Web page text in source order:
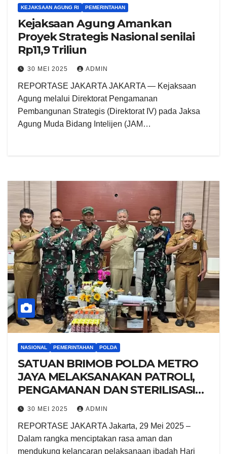
KEJAKSAAN AGUNG RI PEMERINTAHAN
Kejaksaan Agung Amankan
Proyek Strategis Nasional senilai
Rp11,9 Triliun
30 MEI 2025 ADMIN
REPORTASE JAKARTA JAKARTA — Kejaksaan
Agung melalui Direktorat Pengamanan
Pembangunan Strategis (Direktorat IV) pada Jaksa
Agung Muda Bidang Intelijen (JAM…
NASIONAL PEMERINTAHAN POLDA
SATUAN BRIMOB POLDA METRO
JAYA MELAKSANAKAN PATROLI,
PENGAMANAN DAN STERILISASI
DALAM RANGKA IBADAH MISA
KENAIKAN ISA ALMASIH DI GEREJA
KATEDRAL DAN IMMANUEL,
JAKARTA PUSAT
30 MEI 2025 ADMIN
REPORTASE JAKARTA Jakarta, 29 Mei 2025 –
Dalam rangka menciptakan rasa aman dan
mendukung kelancaran pelaksanaan ibadah Hari